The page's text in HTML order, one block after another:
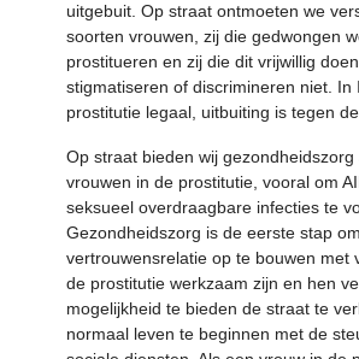
uitgebuit. Op straat ontmoeten we
soorten vrouwen, zij die gedwongen
prostitueren en zij die dit vrijwillig
stigmatiseren of discrimineren niet. In
prostitutie legaal, uitbuiting is tegen
Op straat bieden wij gezondheidszorg
vrouwen in de prostitutie, vooral om
seksueel overdraagbare infecties te
Gezondheidszorg is de eerste stap
vertrouwensrelatie op te bouwen met
de prostitutie werkzaam zijn en hen
mogelijkheid te bieden de straat te
normaal leven te beginnen met de